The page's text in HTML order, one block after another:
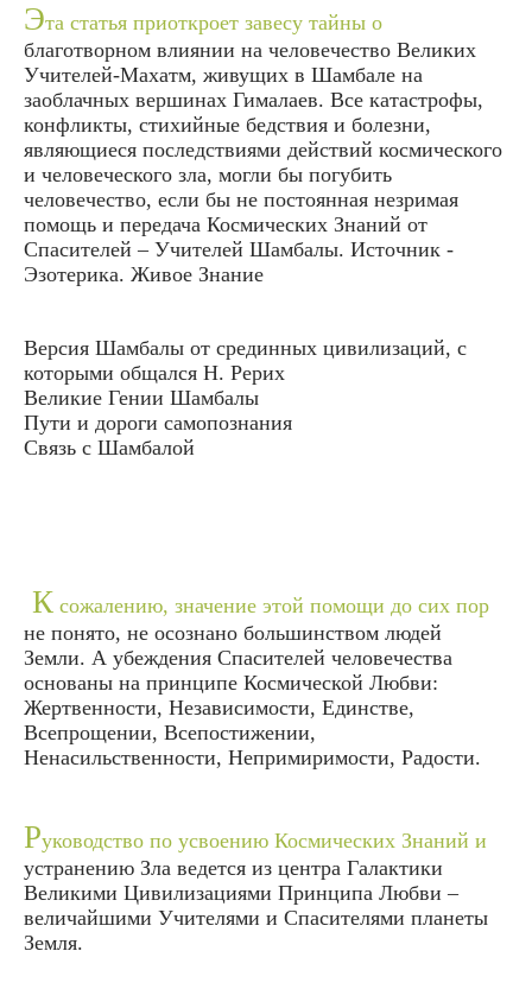
Эта статья приоткроет завесу тайны о
благотворном влиянии на человечество Великих
Учителей-Махатм, живущих в Шамбале на
заоблачных вершинах Гималаев. Все катастрофы,
конфликты, стихийные бедствия и болезни,
являющиеся последствиями действий космического
и человеческого зла, могли бы погубить
человечество, если бы не постоянная незримая
помощь и передача Космических Знаний от
Спасителей – Учителей Шамбалы. Источник -
Эзотерика. Живое Знание
Версия Шамбалы от срединных цивилизаций, с
которыми общался Н. Рерих
Великие Гении Шамбалы
Пути и дороги самопознания
Связь с Шамбалой
К сожалению, значение этой помощи до сих пор
не понято, не осознано большинством людей
Земли. А убеждения Спасителей человечества
основаны на принципе Космической Любви:
Жертвенности, Независимости, Единстве,
Всепрощении, Всепостижении,
Ненасильственности, Непримиримости, Радости.
Руководство по усвоению Космических Знаний и
устранению Зла ведется из центра Галактики
Великими Цивилизациями Принципа Любви –
величайшими Учителями и Спасителями планеты
Земля.